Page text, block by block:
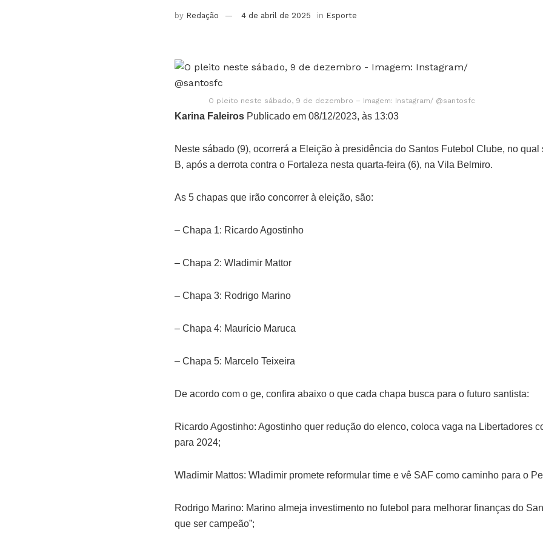
by Redação 4 de abril de 2025 in Esporte
O pleito neste sábado, 9 de dezembro – Imagem: Instagram/ @santosfc
Karina Faleiros Publicado em 08/12/2023, às 13:03
Neste sábado (9), ocorrerá a Eleição à presidência do Santos Futebol Clube, no qual
B, após a derrota contra o Fortaleza nesta quarta-feira (6), na Vila Belmiro.
As 5 chapas que irão concorrer à eleição, são:
– Chapa 1: Ricardo Agostinho
– Chapa 2: Wladimir Mattor
– Chapa 3: Rodrigo Marino
– Chapa 4: Maurício Maruca
– Chapa 5: Marcelo Teixeira
De acordo com o ge, confira abaixo o que cada chapa busca para o futuro santista:
Ricardo Agostinho: Agostinho quer redução do elenco, coloca vaga na Libertadores
para 2024;
Wladimir Mattos: Wladimir promete reformular time e vê SAF como caminho para o
Rodrigo Marino: Marino almeja investimento no futebol para melhorar finanças do
que ser campeão”;